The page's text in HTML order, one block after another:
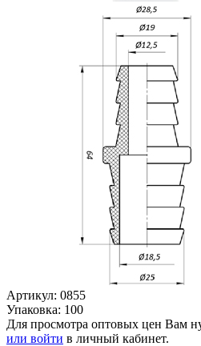
Артикул: 0855
Упаковка: 100
Для просмотра оптовых цен Вам
или войти в личный кабинет.